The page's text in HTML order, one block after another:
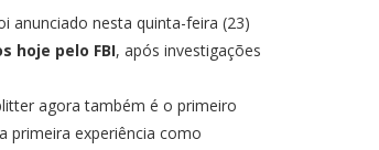
anunciado nesta quinta-feira (23)
hoje pelo FBI, após investigações
agora também é o primeiro
primeira experiência como